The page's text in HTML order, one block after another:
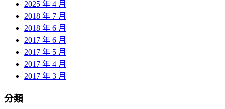
2025 年 4 月
2018 年 7 月
2018 年 6 月
2017 年 6 月
2017 年 5 月
2017 年 4 月
2017 年 3 月
分類